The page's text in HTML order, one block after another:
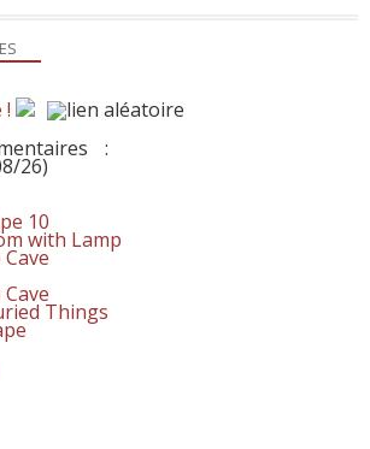
:
26)
10
with Lamp
Things